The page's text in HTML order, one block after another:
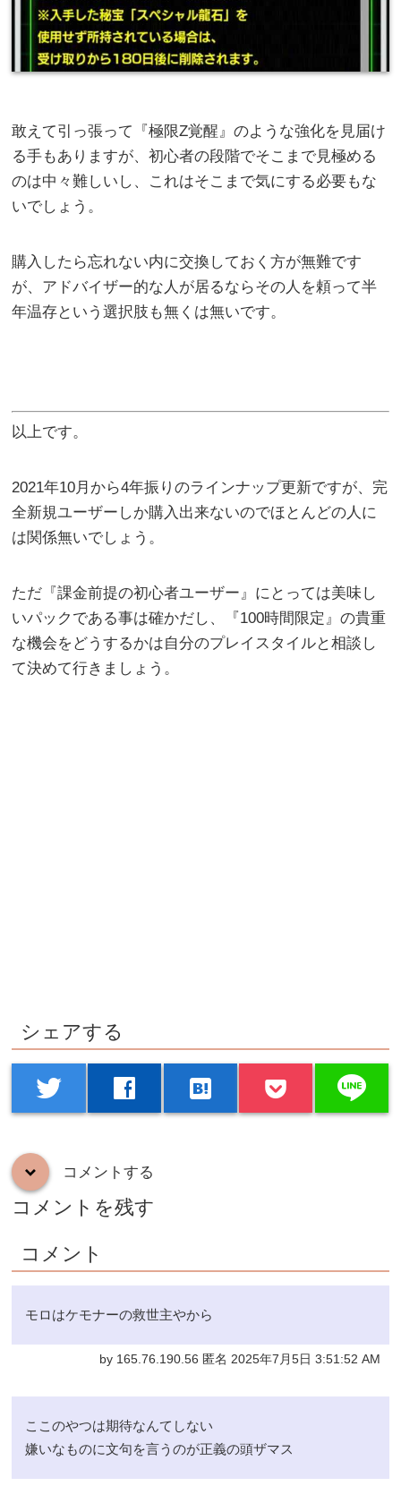
敢えて引っ張って『極限Z覚醒』のような強化を見届け
る手もありますが、初心者の段階でそこまで見極める
のは中々難しいし、これはそこまで気にする必要もな
いでしょう。
購入したら忘れない内に交換しておく方が無難です
が、アドバイザー的な人が居るならその人を頼って半
年温存という選択肢も無くは無いです。
以上です。
2021年10月から4年振りのラインナップ更新ですが、完
全新規ユーザーしか購入出来ないのでほとんどの人に
は関係無いでしょう。
ただ『課金前提の初心者ユーザー』にとっては美味し
いパックである事は確かだし、『100時間限定』の貴重
な機会をどうするかは自分のプレイスタイルと相談し
て決めて行きましょう。
シェアする
twitter facebook hatenabookmark line
down コメントする
コメントを残す
コメント
モロはケモナーの救世主やから
by 165.76.190.56 匿名 2025年7月5日 3:51:52 AM
ここのやつは期待なんてしない
嫌いなものに文句を言うのが正義の頭ザマス